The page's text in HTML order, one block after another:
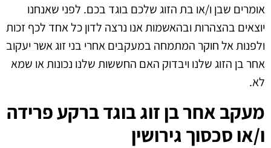
אומרים שבן ו/או בת הזוג שלכם בוגד בכם. לפני שאנחנו
יוצאים בהצהרות ובהאשמות אנו נרצה לדון כל אחד לכף זכות
ולפנות אל חוקר המתמחה במעקבים אחרי בני זוג אשר יעקוב
אחר בן הזוג שלנו ויבדוק האם החששות שלנו נכונות או שמא
לא.
מעקב אחר בן זוג בוגד ברקע פרידה
ו/או סכסוך גירושין